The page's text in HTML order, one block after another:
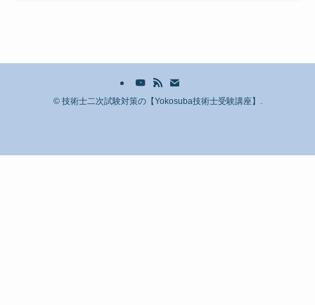
©技術士二次試験対策の【Yokosuba技術士受験講座】.